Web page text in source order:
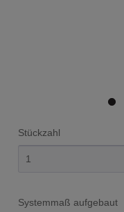
Stückzahl
Systemmaß aufgebaut